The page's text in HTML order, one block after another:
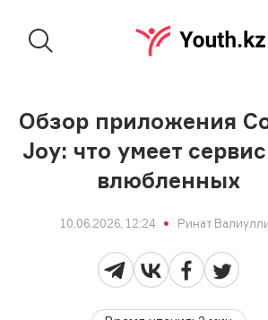
Обзор приложения
Joy: что умеет
влюбленных
10.06.2026, 12:24 Ринат